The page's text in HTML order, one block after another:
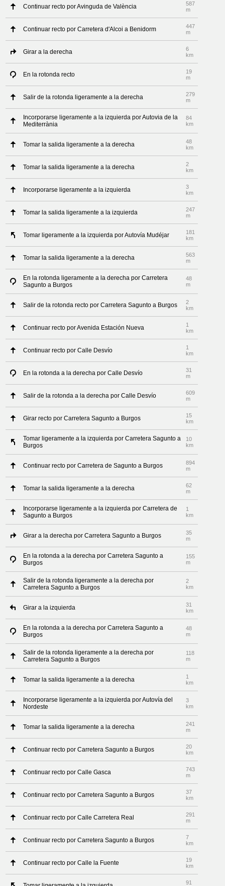
Continuar recto por Avinguda de València
587
m
Continuar recto por Carretera d'Alcoi a Benidorm
447
m
Girar a la derecha
6
km
En la rotonda recto
19
m
Salir de la rotonda ligeramente a la derecha
279
m
Incorporarse ligeramente a la izquierda por Autovia de la
Mediterrània
84
km
Tomar la salida ligeramente a la derecha
48
km
Tomar la salida ligeramente a la derecha
2
km
Incorporarse ligeramente a la izquierda
3
km
Tomar la salida ligeramente a la izquierda
247
m
Tomar ligeramente a la izquierda por Autovía Mudéjar
181
km
Tomar la salida ligeramente a la derecha
563
m
En la rotonda ligeramente a la derecha por Carretera
Sagunto a Burgos
48
m
Salir de la rotonda recto por Carretera Sagunto a Burgos
2
km
Continuar recto por Avenida Estación Nueva
1
km
Continuar recto por Calle Desvío
1
km
En la rotonda a la derecha por Calle Desvío
31
m
Salir de la rotonda a la derecha por Calle Desvío
609
m
Girar recto por Carretera Sagunto a Burgos
15
km
Tomar ligeramente a la izquierda por Carretera Sagunto a
Burgos
10
km
Continuar recto por Carretera de Sagunto a Burgos
894
m
Tomar la salida ligeramente a la derecha
62
m
Incorporarse ligeramente a la izquierda por Carretera de
Sagunto a Burgos
1
km
Girar a la derecha por Carretera Sagunto a Burgos
35
m
En la rotonda a la derecha por Carretera Sagunto a
Burgos
155
m
Salir de la rotonda ligeramente a la derecha por
Carretera Sagunto a Burgos
2
km
Girar a la izquierda
31
km
En la rotonda a la derecha por Carretera Sagunto a
Burgos
48
m
Salir de la rotonda ligeramente a la derecha por
Carretera Sagunto a Burgos
118
m
Tomar la salida ligeramente a la derecha
1
km
Incorporarse ligeramente a la izquierda por Autovía del
Nordeste
3
km
Tomar la salida ligeramente a la derecha
241
m
Continuar recto por Carretera Sagunto a Burgos
20
km
Continuar recto por Calle Gasca
743
m
Continuar recto por Carretera Sagunto a Burgos
37
km
Continuar recto por Calle Carretera Real
291
m
Continuar recto por Carretera Sagunto a Burgos
7
km
Continuar recto por Calle la Fuente
19
km
91